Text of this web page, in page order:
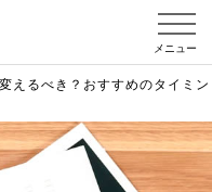
メニュー
えるべき？おすすめのタイミン